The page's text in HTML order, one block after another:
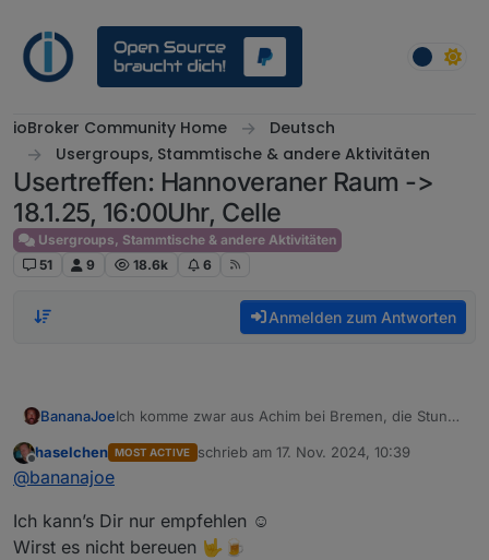
ioBroker Community Home
Deutsch
Usergroups, Stammtische & andere Aktivitäten
Usertreffen: Hannoveraner Raum ->
18.1.25, 16:00Uhr, Celle
Usergroups, Stammtische & andere Aktivitäten
51
9 18.6k 6
Anmelden zum Antworten
BananaJoeIch komme zwar aus Achim bei Bremen, die Stunde
ein Platz frei ist :-) Allein um@ Samson71mal in
Offline
haselchen MOST ACTIVE schrieb am 17. Nov. 2024, 10:39
zuletzt editiert von
@bananajoe
Ich kann’s Dir nur empfehlen ☺️
Wirst es nicht bereuen 🤟🍺